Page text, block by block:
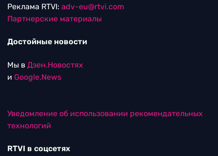
Реклама RTVI: adv-eu@rtvi.com
Партнерские материалы
Достойные новости
Мы в Дзен.Новостях
и Google.News
Уведомление об использовании рекомендательных
технологий
RTVI в соцсетях